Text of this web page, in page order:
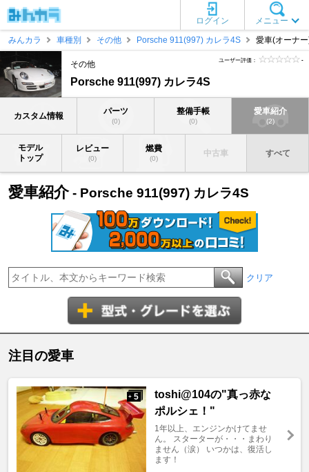
メニュー
ログイン
みんカラ
車種別 その他 Porsche 911(997) カレラ4S 愛車(オーナ
その他
Porsche 911(997) カレラ4S
ユーザー評価： -
カスタム情報 パーツ
(0)
整備手帳
(0)
愛車紹介
(2)
モデル
トップ
レビュー
(0)
燃費
(0)
中古車 すべて
愛車紹介- Porsche 911(997) カレラ4S
クリア
注目の愛車
+ 5
toshi@104の"真っ赤な
ポルシェ！"
1年以上、エンジンかけてませ
ん。 スターターが・・・まわり
ません（涙） いつかは、復活し
ます！